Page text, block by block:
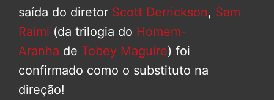
saída do diretor Scott Derrickson, Sam
Raimi (da trilogia do Homem-
Aranha de Tobey Maguire) foi
confirmado como o substituto na
direção!